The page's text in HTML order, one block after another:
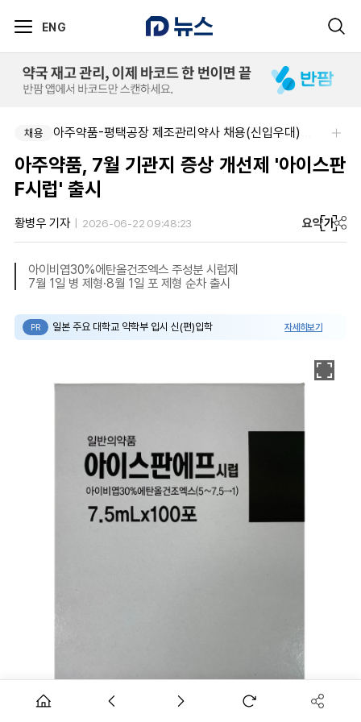
ENG
채용
채용 아주약품-평택공장 제조관리약사 채용(신입우대)
아주약품, 7월 기관지 증상 개선제 '아이스판
F시럽' 출시
황병우 기자 2026-06-22 09:48:23 요약가
아이비엽30%에탄올건조엑스 주성분 시럽제
7월 1일 병 제형·8월 1일 포 제형 순차 출시
PR 일본 주요 대학교 약학부 입시 신(편)입학 자세히보기